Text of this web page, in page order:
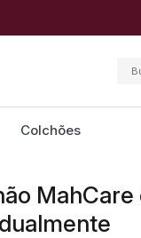
Colchões